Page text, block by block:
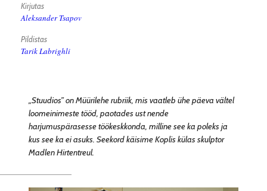
Kirjutas
Aleksander Tsapov
Pildistas
Tarik Labrighli
„Stuudios” on Müürilehe rubriik, mis vaatleb ühe päeva vältel
loomeinimeste tööd, paotades ust nende
harjumuspärasesse töökeskkonda, milline see ka poleks ja
kus see ka ei asuks. Seekord käisime Koplis külas skulptor
Madlen Hirtentreul.